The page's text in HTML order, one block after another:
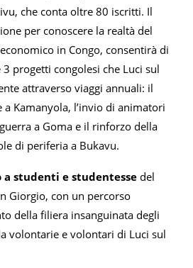
che conta oltre 80 iscritti. Il
per conoscere la realtà del
in Congo, consentirà di
progetti congolesi che Luci sul
attraverso viaggi annuali: il
Kamanyola, l’invio di animatori
a Goma e il rinforzo della
di periferia a Bukavu.
a studenti e studentesse del
Giorgio, con un percorso
della filiera insanguinata degli
volontarie e volontari di Luci sul